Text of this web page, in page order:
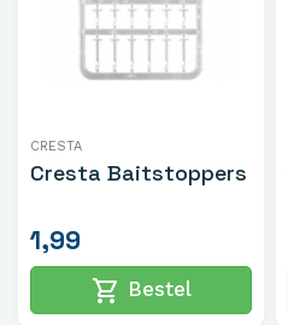
CRESTA
Cresta Baitstoppers
1,99
shopping_cart Bestel